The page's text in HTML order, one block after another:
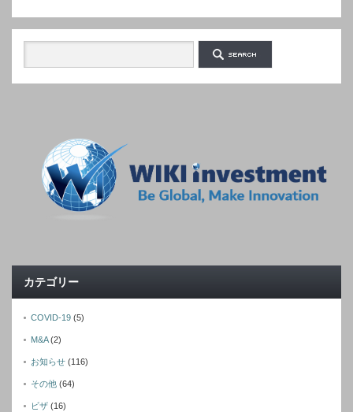
カテゴリー
COVID-19 (5)
M&A(2)
お知らせ (116)
その他 (64)
ビザ (16)